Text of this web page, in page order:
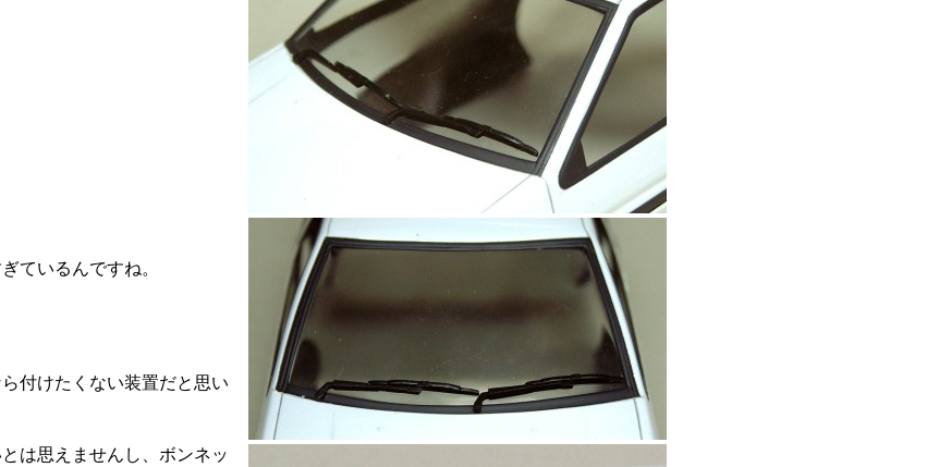
ているんですね。
付けたくない装置だと思い
は思えませんし、ボンネッ